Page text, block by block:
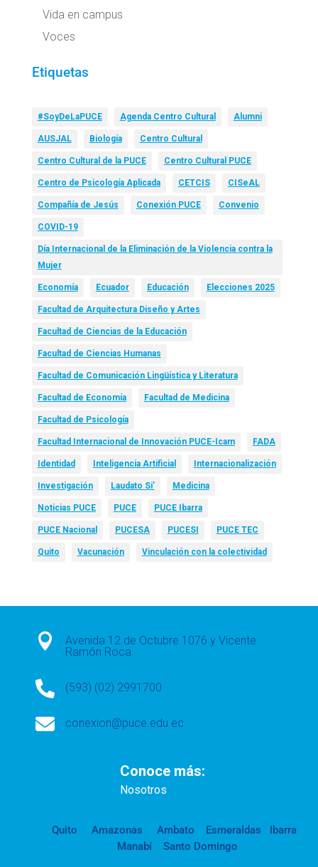
Vida en campus
Voces
Etiquetas
#SoyDeLaPUCE Agenda Centro Cultural Alumni
AUSJAL Biología Centro Cultural
Centro Cultural de la PUCE Centro Cultural PUCE
Centro de Psicología Aplicada CETCIS CISeAL
Compañía de Jesús Conexión PUCE Convenio
COVID-19
Día Internacional de la Eliminación de la Violencia contra la
Mujer
Economía Ecuador Educación Elecciones 2025
Facultad de Arquitectura Diseño y Artes
Facultad de Ciencias de la Educación
Facultad de Ciencias Humanas
Facultad de Comunicación Lingüística y Literatura
Facultad de Economía Facultad de Medicina
Facultad de Psicología
Facultad Internacional de Innovación PUCE-Icam FADA
Identidad Inteligencia Artificial Internacionalización
Investigación Laudato Si’ Medicina
Noticias PUCE PUCE PUCE Ibarra
PUCE Nacional PUCESA PUCESI PUCE TEC
Quito Vacunación Vinculación con la colectividad

Avenida 12 de Octubre 1076 y Vicente
Ramón Roca
 (593) (02) 2991700
 conexion@puce.edu.ec
Conoce más:
Nosotros
Quito Amazonas Ambato Esmeraldas
Ibarra
Manabí
Santo Domingo